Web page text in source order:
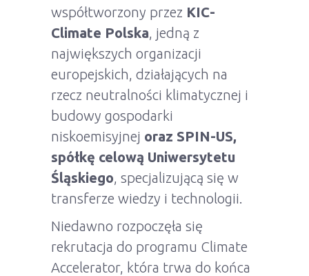
współtworzony przez KIC-
Climate Polska, jedną z
największych organizacji
europejskich, działających na
rzecz neutralności klimatycznej i
budowy gospodarki
niskoemisyjnej oraz SPIN-US,
spółkę celową Uniwersytetu
Śląskiego, specjalizującą się w
transferze wiedzy i technologii.
Niedawno rozpoczęła się
rekrutacja do programu Climate
Accelerator, która trwa do końca